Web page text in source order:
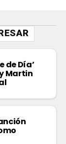
de Día’
Martin